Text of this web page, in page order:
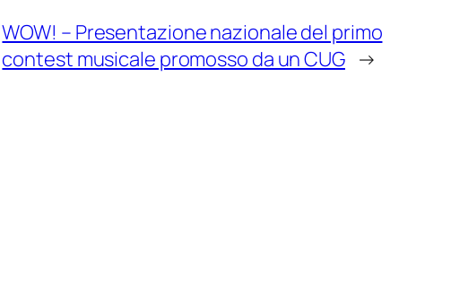
WOW! – Presentazione nazionale del primo
contest musicale promosso da un CUG →